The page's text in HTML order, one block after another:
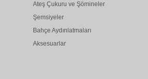
Ateş Çukuru ve Şömineler
Şemsiyeler
Bahçe Aydınlatmaları
Aksesuarlar